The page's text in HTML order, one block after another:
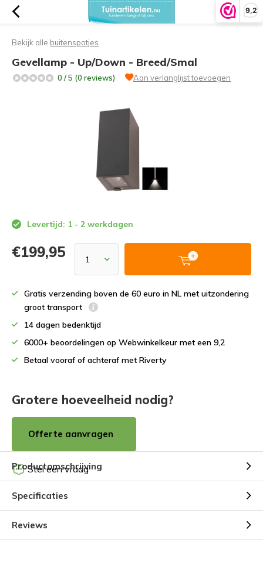
9,2
Bekijk alle buitenspotjes
Gevellamp - Up/Down - Breed/Smal
0 / 5 (0 reviews) Aan verlanglijst toevoegen
Levertijd: 1 - 2 werkdagen
€199,95
Gratis verzending boven de 60 euro in NL met uitzondering
groot transport
14 dagen bedenktijd
6000+ beoordelingen op Webwinkelkeur met een 9,2
Betaal vooraf of achteraf met Riverty
Grotere hoeveelheid nodig?
Offerte aanvragen
Stel een vraag
Productomschrijving
Specificaties
Reviews